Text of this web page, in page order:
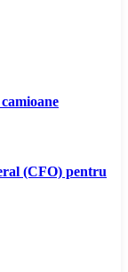
(CFO) pentru